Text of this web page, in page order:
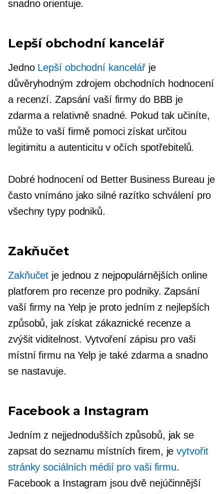
snadno orientuje.
Lepší obchodní kancelář
Jedno Lepší obchodní kancelář je
důvěryhodným zdrojem obchodních hodnocení
a recenzí. Zapsání vaší firmy do BBB je
zdarma a relativně snadné. Pokud tak učiníte,
může to vaší firmě pomoci získat určitou
legitimitu a autenticitu v očích spotřebitelů.
Dobré hodnocení od Better Business Bureau je
často vnímáno jako silné razítko schválení pro
všechny typy podniků.
Zakňučet
Zakňučet je jednou z nejpopulárnějších online
platforem pro recenze pro podniky. Zapsání
vaší firmy na Yelp je proto jedním z nejlepších
způsobů, jak získat zákaznické recenze a
zvýšit viditelnost. Vytvoření zápisu pro vaši
místní firmu na Yelp je také zdarma a snadno
se nastavuje.
Facebook a Instagram
Jedním z nejjednodušších způsobů, jak se
zapsat do seznamu místních firem, jevytvořit
stránky sociálních médií pro vaši firmu.
Facebook a Instagram jsou dvě nejúčinnější